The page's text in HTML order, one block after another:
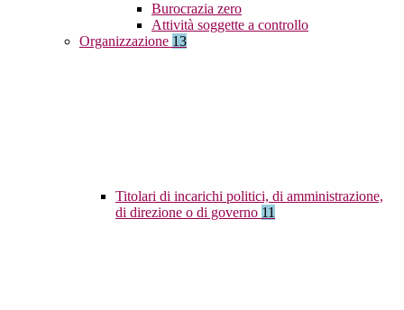
Burocrazia zero
Attività soggette a controllo
Organizzazione 13
Titolari di incarichi politici, di amministrazione,
di direzione o di governo 11